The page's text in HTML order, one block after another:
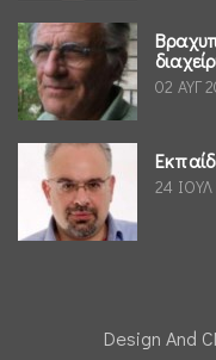
02 ΑΥΓ
24
Design And